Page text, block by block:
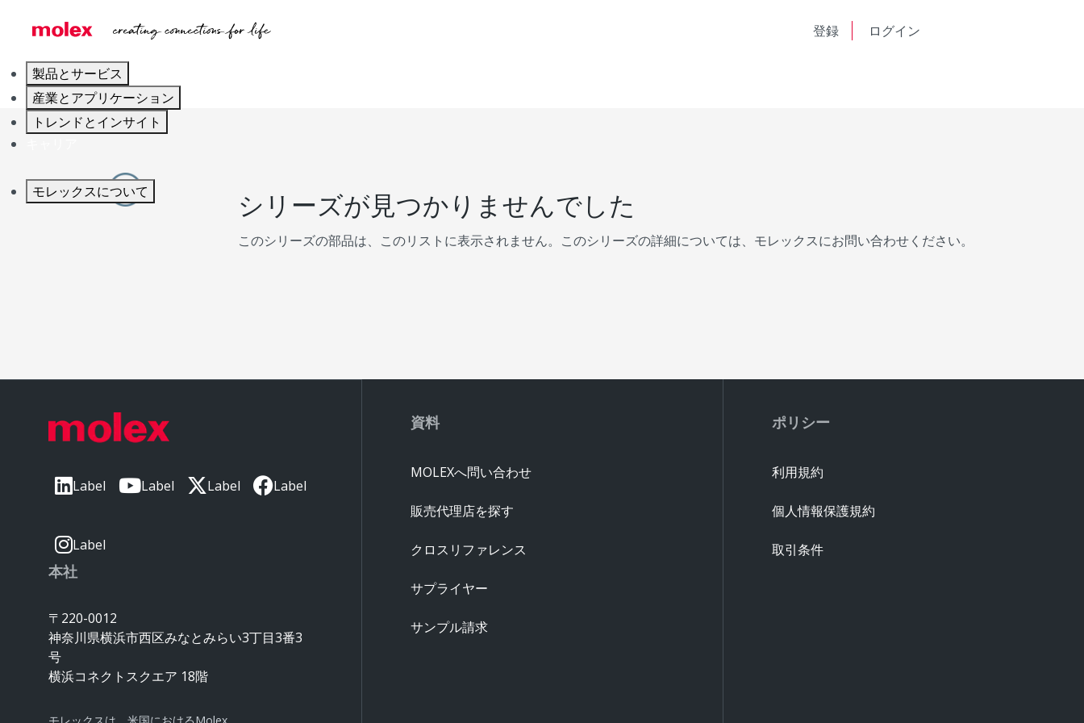
登録 ログイン
製品とサービス
産業とアプリケーション
トレンドとインサイト
モレックスについて シリーズが見つかりませんでした
このシリーズの部品は、このリストに表示されません。このシリーズの詳細については、モレックスにお問い合わせください。
Label Label Label Label
Label
本社
〒220-0012
神奈川県横浜市西区みなとみらい3丁目3番3
号
横浜コネクトスクエア 18階
資料
MOLEXへ問い合わせ
販売代理店を探す
クロスリファレンス
サプライヤー
サンプル請求
ポリシー
利用規約
個人情報保護規約
取引条件